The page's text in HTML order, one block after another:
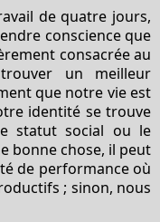
de quatre jours,
conscience que
consacrée au
un meilleur
que notre vie est
identité se trouve
statut social ou le
bonne chose, il peut
de performance où
; sinon, nous